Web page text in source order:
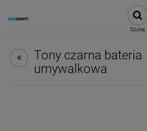
Szukaj
Tony czarna bateria
umywalkowa